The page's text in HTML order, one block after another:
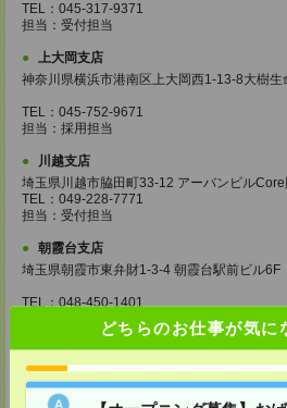
どちらのお仕事が気に
TEL：045-317-9371
担当：受付担当
上大岡支店
神奈川県横浜市港南区上大岡西1-13-8大樹生
TEL：045-752-9671
担当：採用担当
川越支店
埼玉県川越市脇田町33-12 アーバンビル
TEL：049-228-7771
担当：受付担当
朝霞台支店
埼玉県朝霞市東弁財1-3-4 朝霞台駅前ビル6F
TEL：048-450-1401
担当：受付担当
所沢支店
埼玉県所沢市日吉町15-14 所沢第一生命ビル
TEL：04-2902-6461